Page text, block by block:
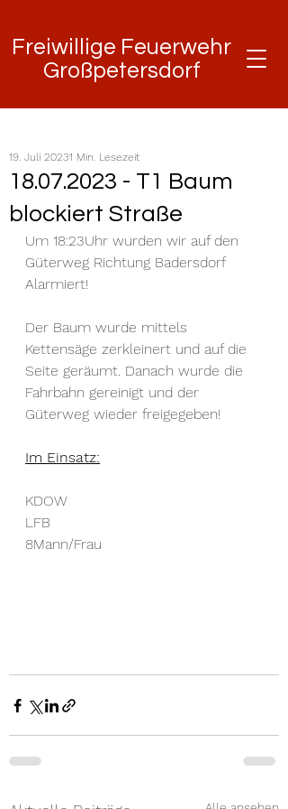
Freiwillige Feuerwehr
Großpetersdorf
Freiwillige Feuerwehr
Großpetersdorf
18.07.2023 - T1 Baum
blockiert Straße
19. Juli 20231 Min. Lesezeit
Um 18:23Uhr wurden wir auf den
Güterweg Richtung Badersdorf
Alarmiert!
Der Baum wurde mittels
Kettensäge zerkleinert und auf die
Seite geräumt. Danach wurde die
Fahrbahn gereinigt und der
Güterweg wieder freigegeben!
Im Einsatz:
KDOW
LFB
8Mann/Frau